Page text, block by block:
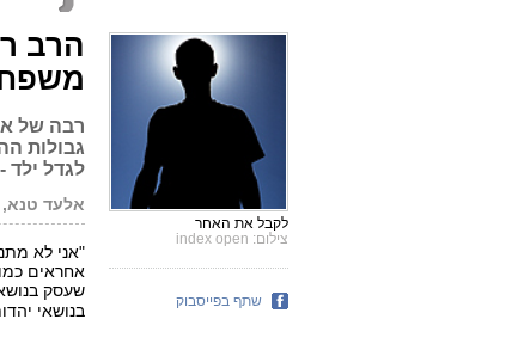
הרב
רבה של
גבולות
לגדל ילד
אלעד טנא,
"אני לא
אחראים
שעסק
בנושאי
לקבל את האחר
צילום: index open
שתף בפייסבוק